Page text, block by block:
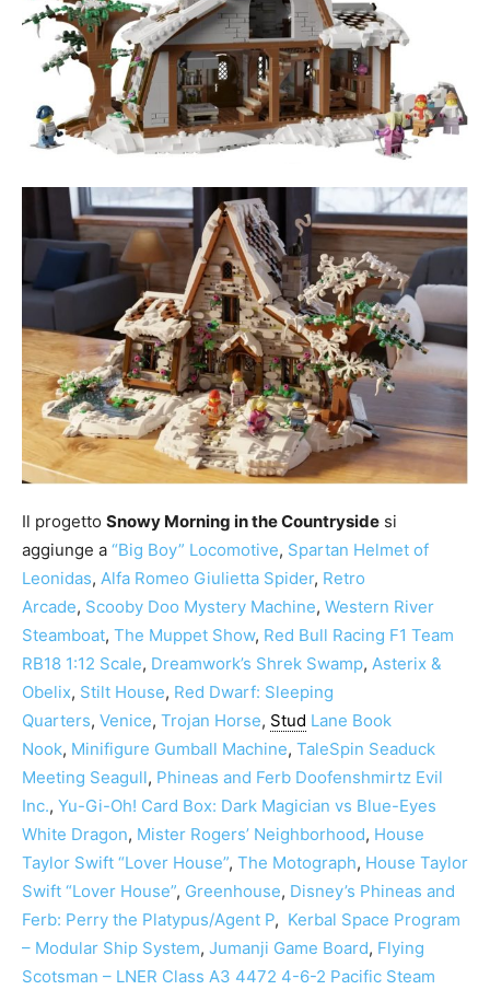
Il progetto Snowy Morning in the Countryside si
aggiunge a “Big Boy” Locomotive, Spartan Helmet of
Leonidas, Alfa Romeo Giulietta Spider, Retro
Arcade, Scooby Doo Mystery Machine, Western River
Steamboat, The Muppet Show, Red Bull Racing F1 Team
RB18 1:12 Scale, Dreamwork’s Shrek Swamp, Asterix &
Obelix, Stilt House, Red Dwarf: Sleeping
Quarters, Venice, Trojan Horse, Stud Lane Book
Nook, Minifigure Gumball Machine, TaleSpin Seaduck
Meeting Seagull, Phineas and Ferb Doofenshmirtz Evil
Inc., Yu-Gi-Oh! Card Box: Dark Magician vs Blue-Eyes
White Dragon, Mister Rogers’ Neighborhood, House
Taylor Swift “Lover House”, The Motograph, House Taylor
Swift “Lover House”, Greenhouse, Disney’s Phineas and
Ferb: Perry the Platypus/Agent P, Kerbal Space Program
– Modular Ship System, Jumanji Game Board, Flying
Scotsman – LNER Class A3 4472 4-6-2 Pacific Steam